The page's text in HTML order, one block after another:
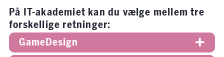
På IT-akademiet kan du vælge mellem tre
forskellige retninger:
GameDesign